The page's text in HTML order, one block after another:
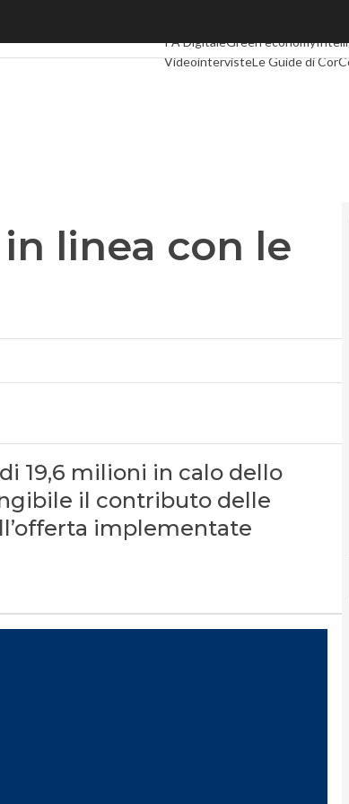
PA DigitaleGreen economy
VideointervisteLe Guide di
linea con le
19,6 milioni in calo dello
il contributo delle
implementate